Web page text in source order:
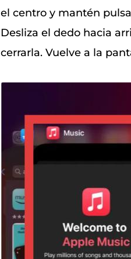
el centro y mantén
Desliza el dedo hacia
cerrarla. Vuelve a la